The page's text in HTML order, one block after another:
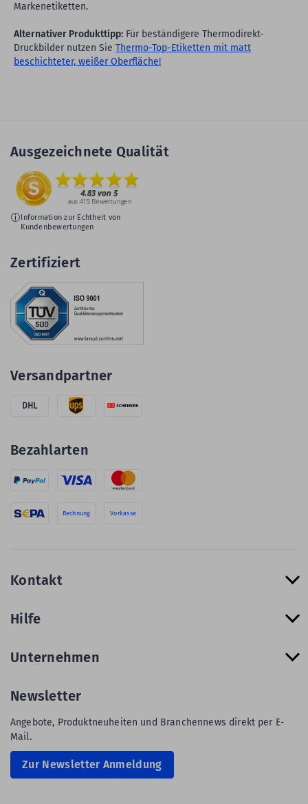
Markenetiketten.
Alternativer Produkttipp: Für beständigere Thermodirekt-
Druckbilder nutzen Sie Thermo-Top-Etiketten mit matt
beschichteter, weißer Oberfläche!
Ausgezeichnete Qualität
Information zur Echtheit von
Kundenbewertungen
Zertifiziert
Versandpartner
DHL
Bezahlarten
Rechnung Vorkasse
Kontakt
Hilfe
Unternehmen
Newsletter
Angebote, Produktneuheiten und Branchennews direkt per E-
Mail.
Zur Newsletter Anmeldung